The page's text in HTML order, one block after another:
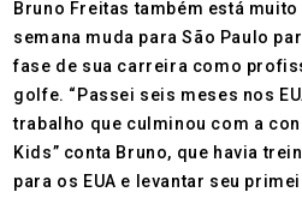
Bruno Freitas também está
semana muda para São Paulo
fase de sua carreira como
golfe. “Passei seis meses nos
trabalho que culminou com a
Kids” conta Bruno, que havia
para os EUA e levantar seu